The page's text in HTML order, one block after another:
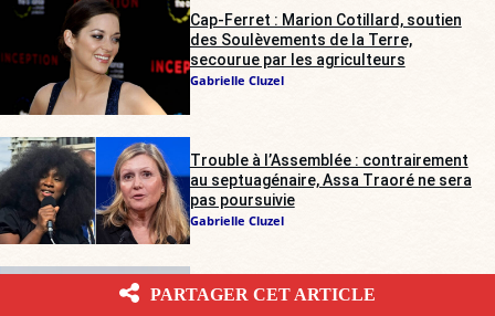
Cap-Ferret : Marion Cotillard, soutien
des Soulèvements de la Terre,
secourue par les agriculteurs
Gabrielle Cluzel
Trouble à l’Assemblée : contrairement
au septuagénaire, Assa Traoré ne sera
pas poursuivie
Gabrielle Cluzel
Rave-party illégale dans les Deux-
PARTAGER CET ARTICLE